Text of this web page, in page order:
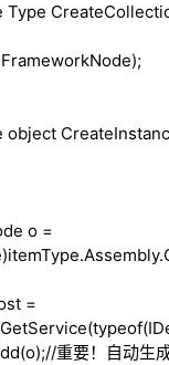
Type
object
o =
=
typeof
//重要！自动生